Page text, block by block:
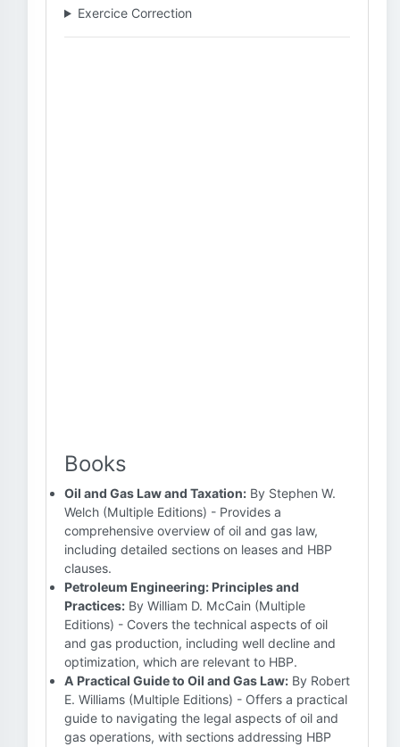
Exercice Correction
Books
Oil and Gas Law and Taxation: By Stephen W.
Welch (Multiple Editions) - Provides a
comprehensive overview of oil and gas law,
including detailed sections on leases and HBP
clauses.
Petroleum Engineering: Principles and
Practices: By William D. McCain (Multiple
Editions) - Covers the technical aspects of oil
and gas production, including well decline and
optimization, which are relevant to HBP.
A Practical Guide to Oil and Gas Law: By Robert
E. Williams (Multiple Editions) - Offers a practical
guide to navigating the legal aspects of oil and
gas operations, with sections addressing HBP